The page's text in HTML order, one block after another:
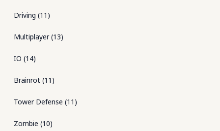
Driving (11 )
Multiplayer(13)
IO (14)
Brainrot (11 )
Tower Defense (11 )
Zombie (10)